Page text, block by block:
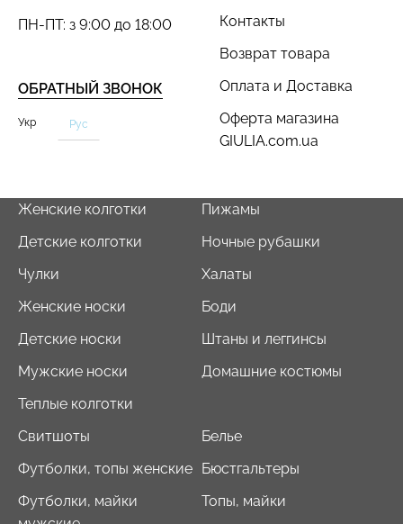
Контакты
Возврат товара
Оплата и Доставка
Оферта магазина
GIULIA.com.ua
ОБРАТНЫЙ ЗВОНОК
ПН-ПТ: з 9:00 до 18:00
Укр Рус
Женские колготки
Детские колготки
Чулки
Женские носки
Детские носки
Мужские носки
Теплые колготки
Пижамы
Ночные рубашки
Халаты
Боди
Штаны и леггинсы
Домашние костюмы
Свитшоты
Футболки, топы женские
Футболки, майки
Белье
Бюстгальтеры
Топы, майки